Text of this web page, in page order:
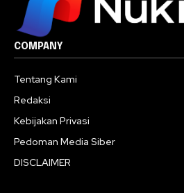
COMPANY
Tentang Kami
Redaksi
Kebijakan Privasi
Pedoman Media Siber
DISCLAIMER